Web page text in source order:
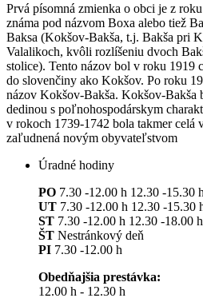
Prvá písomná zmienka o obci je z
známa pod názvom Boxa alebo tiež
Baksa (Kokšov-Bakša, t.j. Bakša pri
Valalikoch, kvôli rozlíšeniu dvoch
stolice). Tento názov bol v roku 1919
do slovenčiny ako Kokšov. Po roku
názov Kokšov-Bakša. Kokšov-Bakša
dedinou s poľnohospodárskym
v rokoch 1739-1742 bola takmer celá
zaľudnená novým obyvateľstvom
Úradné hodiny
PO 7.30 -12.00 h 12.30 -15.30 h
UT 7.30 -12.00 h 12.30 -15.30
ST 7.30 -12.00 h 12.30 -18.00 h
ŠT Nestránkový deň
PI 7.30 -12.00 h
Obedňajšia prestávka:
12.00 h - 12.30 h